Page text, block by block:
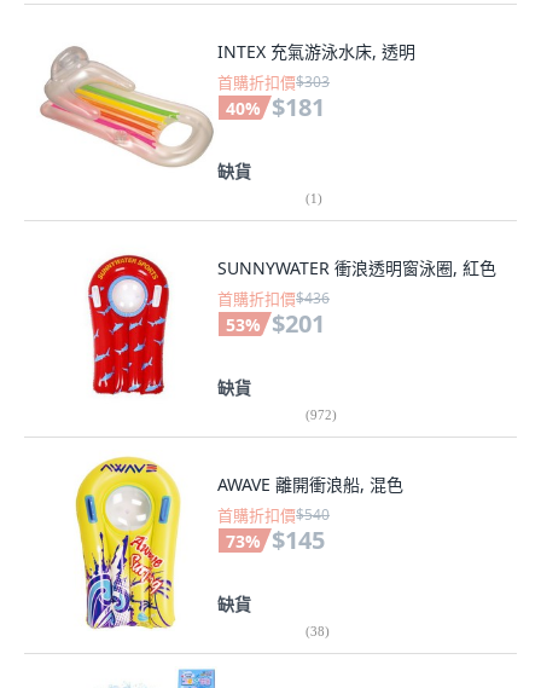
INTEX 充氣游泳水床, 透明
首購折扣價$303
40% $181
缺貨
(1)
SUNNYWATER 衝浪透明窗泳圈, 紅色
首購折扣價$436
53% $201
缺貨
(972)
AWAVE 離開衝浪船, 混色
首購折扣價$540
73% $145
缺貨
(38)